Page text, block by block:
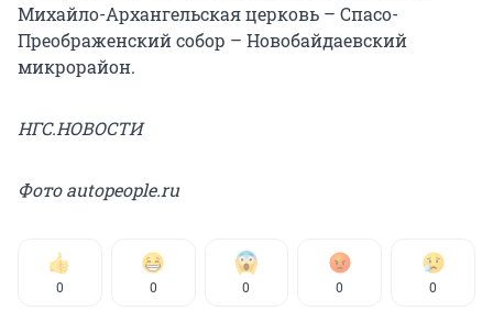
Михайло-Архангельская церковь – Спасо-
Преображенский собор – Новобайдаевский
микрорайон.
НГС.НОВОСТИ
Фото autopeople.ru
0 0 0 0 0